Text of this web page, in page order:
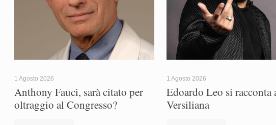
1 Agosto 2026
Anthony Fauci, sarà citato per
oltraggio al Congresso?
1 Agosto 2026
Edoardo Leo si racconta
Versiliana